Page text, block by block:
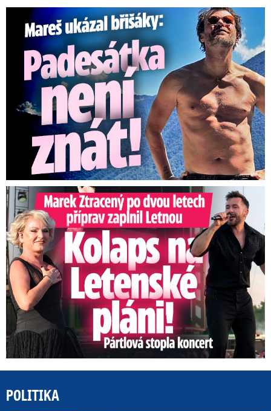
Mareš v dokonalé formě ukázal břišáky: Padesátka není znát
Marek Ztracený na Letné: Pártlová stopla koncert
POLITIKA